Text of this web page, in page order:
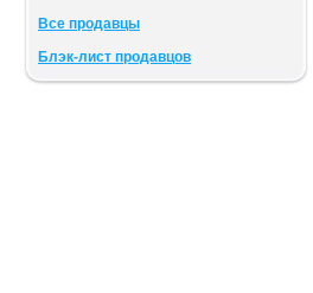
Все продавцы
Блэк-лист продавцов